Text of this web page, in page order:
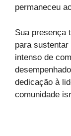
permaneceu
Sua presença
para
intenso de
dedicação à
comunidade